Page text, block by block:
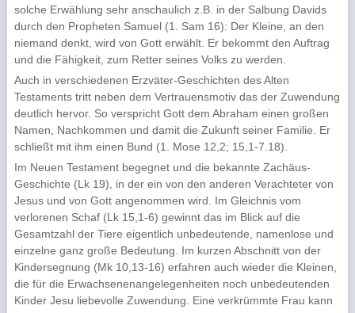
solche Erwählung sehr anschaulich z.B. in der Salbung Davids
durch den Propheten Samuel (1. Sam 16): Der Kleine, an den
niemand denkt, wird von Gott erwählt. Er bekommt den Auftrag
und die Fähigkeit, zum Retter seines Volks zu werden.
Auch in verschiedenen Erzväter-Geschichten des Alten
Testaments tritt neben dem Vertrauensmotiv das der Zuwendung
deutlich hervor. So verspricht Gott dem Abraham einen großen
Namen, Nachkommen und damit die Zukunft seiner Familie. Er
schließt mit ihm einen Bund (1. Mose 12,2; 15,1-7.18).
Im Neuen Testament begegnet und die bekannte Zachäus-
Geschichte (Lk 19), in der ein von den anderen Verachteter von
Jesus und von Gott angenommen wird. Im Gleichnis vom
verlorenen Schaf (Lk 15,1-6) gewinnt das im Blick auf die
Gesamtzahl der Tiere eigentlich unbedeutende, namenlose und
einzelne ganz große Bedeutung. Im kurzen Abschnitt von der
Kindersegnung (Mk 10,13-16) erfahren auch wieder die Kleinen,
die für die Erwachsenenangelegenheiten noch unbedeutenden
Kinder Jesu liebevolle Zuwendung. Eine verkrümmte Frau kann